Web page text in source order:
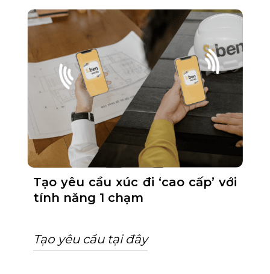
Tạo yêu cầu xúc đi ‘cao cấp’ với
tính năng 1 chạm
Tạo yêu cầu tại đây